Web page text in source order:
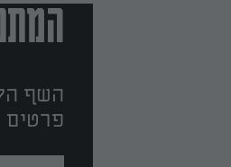
השף
פרטים